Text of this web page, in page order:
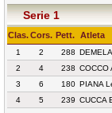
Serie 1
Clas.Cors. Pett. Atleta
1 2 288
2
4 238 COCCO
3
6 180 PIANA
4
5 239 CUCCA